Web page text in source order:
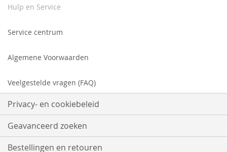
Hulp en Service
Service centrum
Algemene Voorwaarden
Veelgestelde vragen (FAQ)
Privacy- en cookiebeleid
Geavanceerd zoeken
Bestellingen en retouren